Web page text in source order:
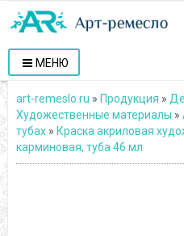
МЕНЮ
art-remeslo.ru » Продукция »
Художественные материалы »
тубах » Краска акриловая
карминовая, туба 46 мл